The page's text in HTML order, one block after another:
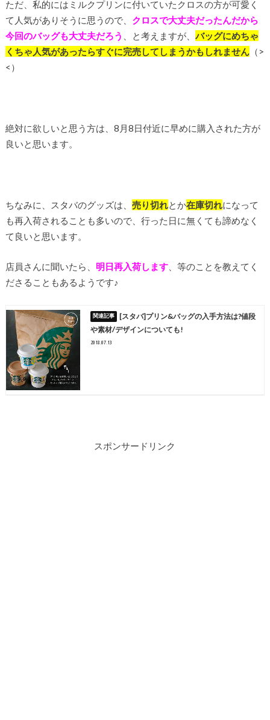
ただ、私的にはミルクプリンに付いていたクロスの方が可愛く
て人気がありそうに思うので、 クロスで大丈夫だったんだから
今回のバッグも大丈夫だろう
、と考えますが、 バッグにめちゃ
くちゃ人気があったらすぐに完売してしまうかもしれません （>
<）
絶対に欲しいと思う方は、8月8日付近に早めに購入された方が
良いと思います。
ちなみに、スタバのグッズは、 売り切れとか在庫切れになって
も再入荷されることも多いので、行った日に無くても諦めなく
て良いと思います。
店員さんに聞いたら、 明日再入荷します、等のことを教えてく
ださることもあるようです♪
[スタバ]プリン&バッグの入手方法は?値段
や素材/デザインについても!
2018.07.13
スポンサードリンク